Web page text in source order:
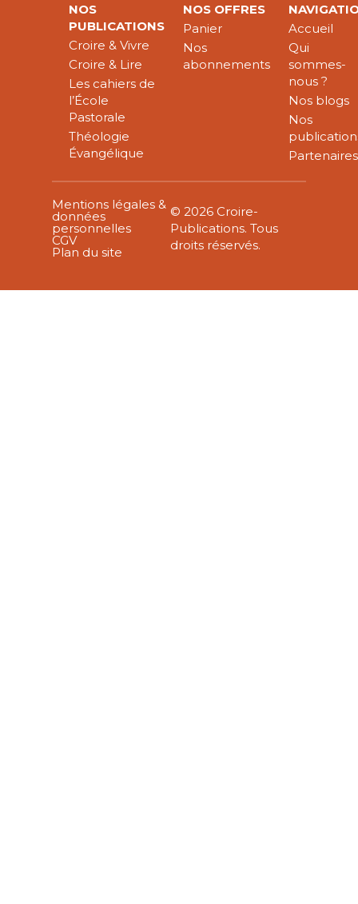
NOS
PUBLICATIONS
Croire & Vivre
Croire & Lire
Les cahiers de
l’École
Pastorale
Théologie
Évangélique
NOS OFFRES
Panier
Nos
abonnements
Accueil
Qui
sommes-
nous ?
Nos blogs
Nos
Partenaires
Mentions légales &
données
personnelles
CGV
Plan du site
© 2026 Croire-
Publications. Tous
droits réservés.